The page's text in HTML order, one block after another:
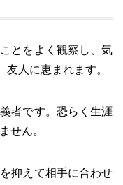
とをよく観察し、気
人に恵まれます。
者です。恐らく生涯
せん。
抑えて相手に合わせ